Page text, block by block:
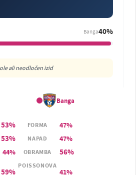
Banga40%
ali neodločen izid
Banga
53% FORMA 47%
53% NAPAD
47%
44%
OBRAMBA 56%
59%
POISSONOVA
41%